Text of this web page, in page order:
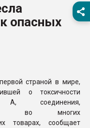
ближайшее
Подмосковье, Москва
ПЕРЕЙТИ НА
опасных
страной в мире,
о токсичности
А, соединения,
во многих
товарах, сообщает